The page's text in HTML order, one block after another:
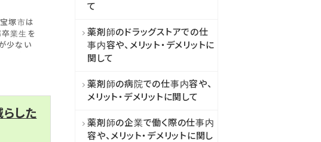
塚市は
卒業生を
少ない
した
て
薬剤師のドラッグストアでの仕
事内容や、メリット・デメリットに
関して
薬剤師の病院での仕事内容や、
メリット・デメリットに関して
薬剤師の企業で働く際の仕事内
容や、メリット・デメリットに関し